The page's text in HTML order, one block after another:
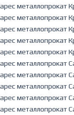
арес металлопрокат
арес металлопрокат
арес металлопрокат
арес металлопрокат
арес металлопрокат
арес металлопрокат
арес металлопрокат
арес металлопрокат
арес металлопрокат
арес металлопрокат